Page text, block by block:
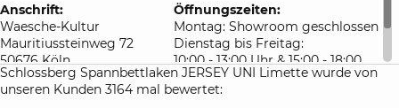
Anschrift:
Waesche-Kultur
Mauritiussteinweg 72
50676 Köln
Deutschland
Öffnungszeiten:
Montag: Showroom geschlossen
Dienstag bis Freitag:
10:00 - 13:00 Uhr & 15:00 - 18:00
Uhr
Samstag: 10:00 - 16:00 Uhr
Schlossberg Spannbettlaken JERSEY UNI Limette wurde von
unseren Kunden 3164 mal bewertet: